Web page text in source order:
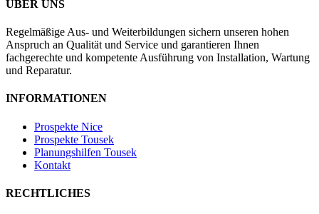
ÜBER UNS
Regelmäßige Aus- und Weiterbildungen sichern unseren hohen
Anspruch an Qualität und Service und garantieren Ihnen
fachgerechte und kompetente Ausführung von Installation, Wartung
und Reparatur.
INFORMATIONEN
Prospekte Nice
Prospekte Tousek
Planungshilfen Tousek
Kontakt
RECHTLICHES